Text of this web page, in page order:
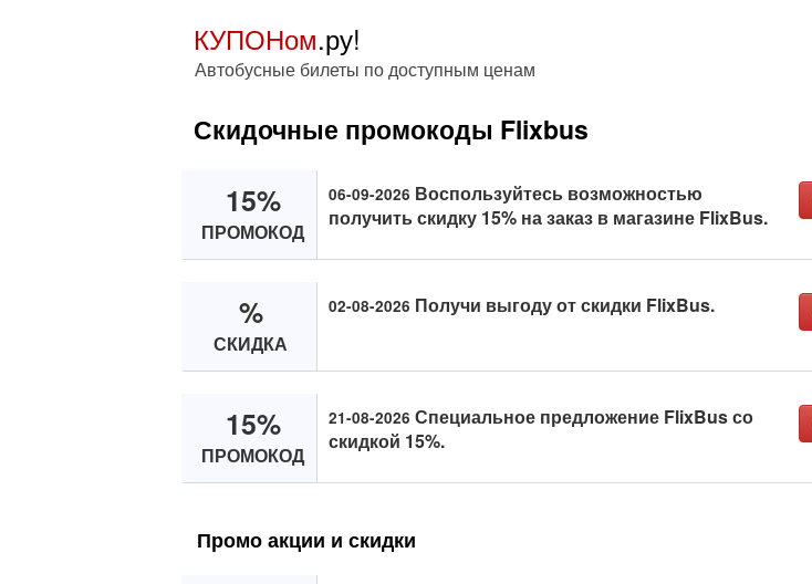
КУПОНом.ру!
Автобусные билеты по доступным ценам
Скидочные промокоды Flixbus
15%
ПРОМОКОД
06-09-2026 Воспользуйтесь возможностью
получить скидку 15% на заказ в магазине FlixBus.
%
СКИДКА
02-08-2026 Получи выгоду от скидки FlixBus.
15%
ПРОМОКОД
21-08-2026 Специальное предложение FlixBus со
скидкой 15%.
Промо акции и скидки